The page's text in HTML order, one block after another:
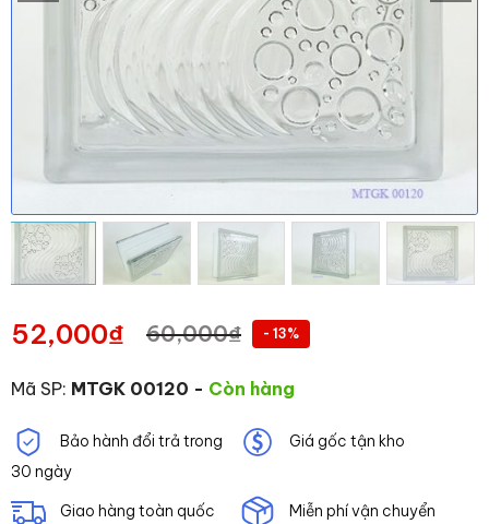
52,000₫ 60,000₫ - 13%
Mã SP: MTGK 00120 - Còn hàng
Bảo hành đổi trả trong
30 ngày
Giá gốc tận kho
Giao hàng toàn quốc Miễn phí vận chuyển